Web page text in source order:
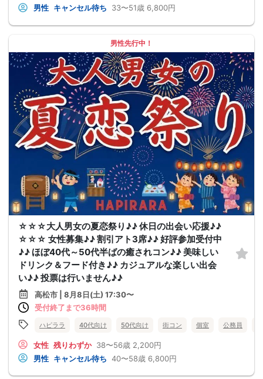
男性 キャンセル待ち 33〜51歳 6,800円
男性先行中！
☆☆☆大人男女の夏恋祭り♪♪ 休日の出会い応援♪♪
☆☆☆ 女性募集♪♪ 割引アト3席♪♪ 好評参加受付中
♪♪ ほぼ40代～50代半ばの癒されコン♪♪ 美味しい
ドリンク＆フード付き♪♪ カジュアルな楽しい出会
い♪♪ 投票は行いません♪♪
高松市 | 8月8日(土) 17:30〜
受付終了まで36時間
ハピララ 40代向け 50代向け 街コン 個室 公務員
女性 残りわずか 38〜56歳 2,200円
男性 キャンセル待ち 40〜58歳 6,800円